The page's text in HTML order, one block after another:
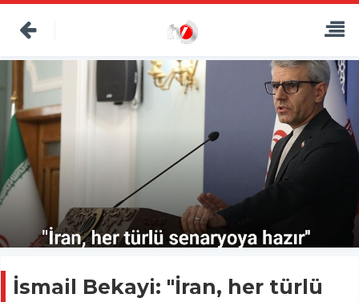
İsmail Bekayi: "İran, her türlü